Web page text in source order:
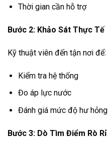
Thời gian cần hỗ trợ
Bước 2: Khảo Sát Thực Tế
Kỹ thuật viên đến tận nơi để:
Kiểm tra hệ thống
Đo áp lực nước
Đánh giá mức độ hư hỏng
Bước 3: Dò Tìm Điểm Rò Rỉ